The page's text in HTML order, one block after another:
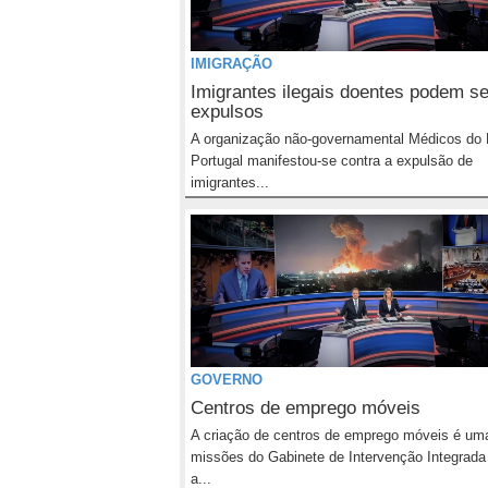
IMIGRAÇÃO
Imigrantes ilegais doentes podem
expulsos
A organização não-governamental Médicos do
Portugal manifestou-se contra a expulsão de
imigrantes...
GOVERNO
Centros de emprego móveis
A criação de centros de emprego móveis é
missões do Gabinete de Intervenção
a...